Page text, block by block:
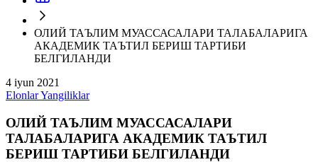
ОЛИЙ ТАЪЛИМ МУАССАСАЛАРИ ТАЛАБАЛАРИГА
АКАДЕМИК ТАЪТИЛ БЕРИШ ТАРТИБИ
БЕЛГИЛАНДИ
4 iyun 2021
ElonlarYangiliklar
ОЛИЙ ТАЪЛИМ МУАССАСАЛАРИ
ТАЛАБАЛАРИГА АКАДЕМИК ТАЪТИЛ
БЕРИШ ТАРТИБИ БЕЛГИЛАНДИ